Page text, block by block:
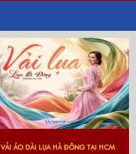
VẢI ÁO DÀI LỤA HÀ ĐÔNG TẠI HCM